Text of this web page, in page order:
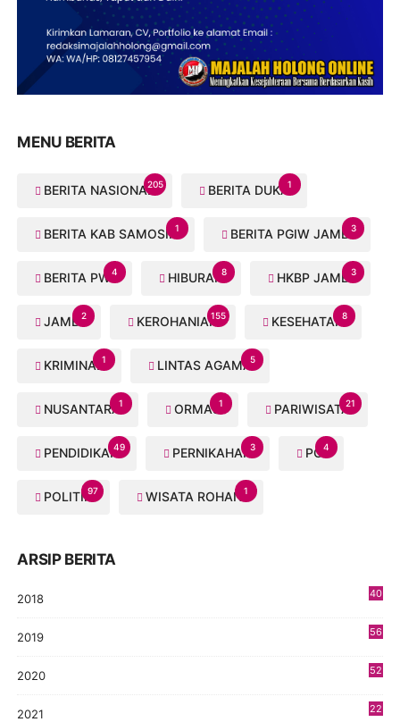
MENU BERITA
BERITA NASIONAL205 BERITA DUKA1
BERITA KAB SAMOSIR1 BERITA PGIW JAMBI3
BERITA PWI4 HIBURAN8 HKBP JAMBI3
JAMBI2 KEROHANIAN155 KESEHATAN8
KRIMINAL1 LINTAS AGAMA5
NUSANTARA1 ORMAS1 PARIWISATA21
PENDIDIKAN49 PERNIKAHAN3 PGI4
POLITIK97 WISATA ROHANI1
ARSIP BERITA
2018
40
2019
56
2020
52
2021
22